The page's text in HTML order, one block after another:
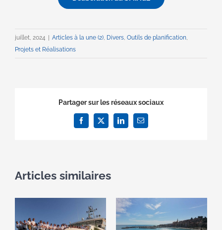
juillet, 2024 Articles à la une (2), Divers, Outils de planification,
Projets et Réalisations
Partager sur les réseaux sociaux
Facebook
X LinkedInEmail
Articles similaires